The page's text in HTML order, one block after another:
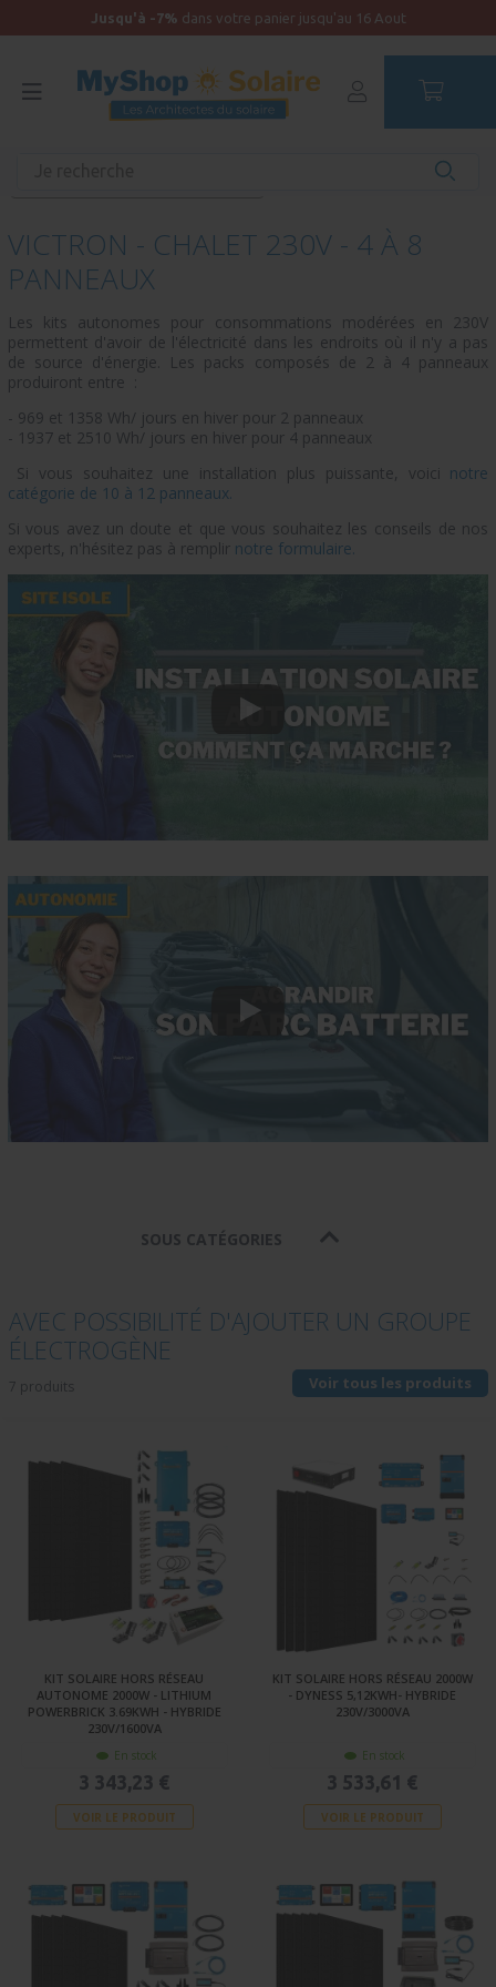
Jusqu'à -7% dans votre panier jusqu'au 16 Aout
VICTRON - CHALET 230V - 4 À 8
PANNEAUX
Les kits autonomes pour consommations modérées en 230V
permettent d'avoir de l'électricité dans les endroits où il n'y a pas
de source d'énergie. Les packs composés de 2 à 4 panneaux
produiront entre :
- 969 et 1358 Wh/ jours en hiver pour 2 panneaux
- 1937 et 2510 Wh/ jours en hiver pour 4 panneaux
Si vous souhaitez une installation plus puissante, voici notre
catégorie de 10 à 12 panneaux.
Si vous avez un doute et que vous souhaitez les conseils de nos
experts, n'hésitez pas à remplir notre formulaire.
SOUS CATÉGORIES
AVEC POSSIBILITÉ D'AJOUTER UN GROUPE
ÉLECTROGÈNE
7 produits Voir tous les produits
KIT SOLAIRE HORS RÉSEAU
AUTONOME 2000W - LITHIUM
POWERBRICK 3.69KWH - HYBRIDE
230V/1600VA
En stock
3 343,23 €
VOIR LE PRODUIT
KIT SOLAIRE HORS RÉSEAU 2000W
- DYNESS 5,12KWH- HYBRIDE
230V/3000VA
En stock
3 533,61 €
VOIR LE PRODUIT